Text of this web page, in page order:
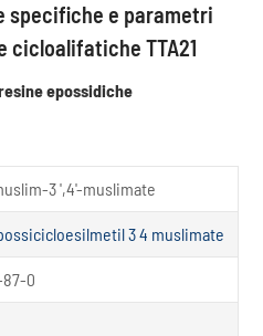
specifiche e parametri
cicloalifatiche TTA21
epossidiche
3 ',4'-muslimate
3 4 muslimate
0